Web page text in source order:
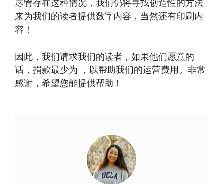
尽管存在这种情况，我们仍将寻找创造性的方法
来为我们的读者提供数字内容，当然还有印刷内
容！
因此，我们请求我们的读者，如果他们愿意的
话，捐款最少为 ，以帮助我们的运营费用。非常
感谢，希望您能提供帮助！